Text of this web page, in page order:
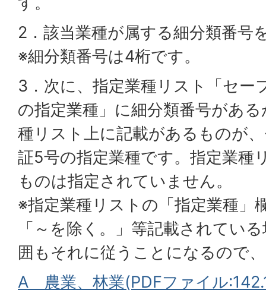
2．該当業種が属する細分類番号
※細分類番号は4桁です。
3．次に、指定業種リスト「セー
の指定業種」に細分類番号があ
種リスト上に記載があるものが
証5号の指定業種です。指定業種
ものは指定されていません。
※指定業種リストの「指定業種」
「～を除く。」等記載されてい
囲もそれに従うことになるので
A 農業、林業(PDFファイル